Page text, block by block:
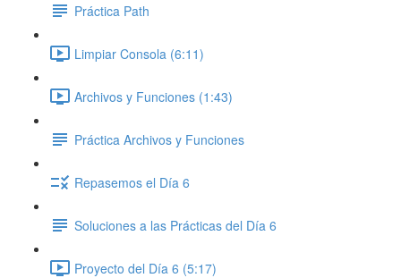
Práctica Path
Limpiar Consola (6:11)
Archivos y Funciones (1:43)
Práctica Archivos y Funciones
Repasemos el Día 6
Soluciones a las Prácticas del Día 6
Proyecto del Día 6 (5:17)